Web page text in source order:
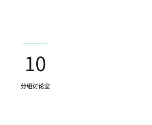
10
分组讨论室